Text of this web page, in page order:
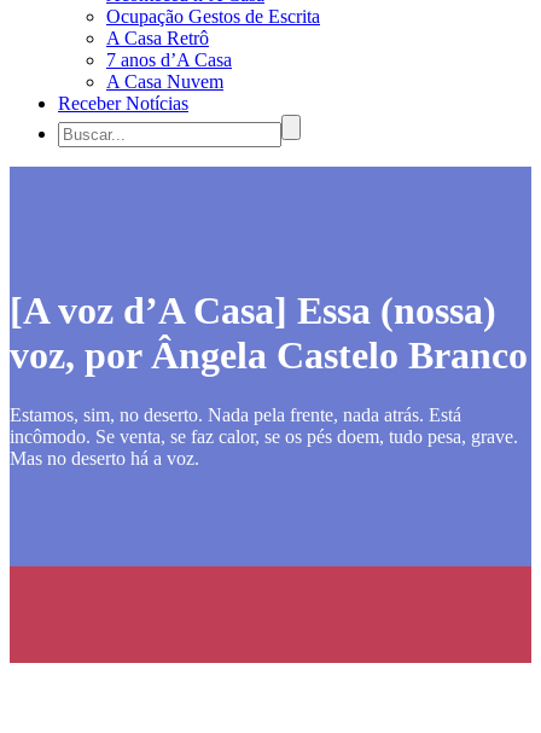
Ocupação Gestos de Escrita
A Casa Retrô
7 anos d’A Casa
A Casa Nuvem
Receber Notícias
[A voz d’A Casa] Essa (nossa)
voz, por Ângela Castelo Branco
Estamos, sim, no deserto. Nada pela frente, nada atrás. Está
incômodo. Se venta, se faz calor, se os pés doem, tudo pesa, grave.
Mas no deserto há a voz.